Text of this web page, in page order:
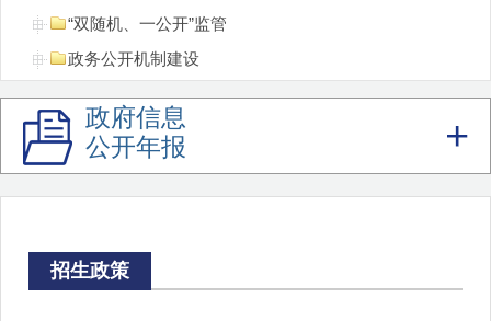
“双随机、一公开”监管
政务公开机制建设
重点领域信息
领导公开接访
不动产登记信息
财政预决算信息
政府信息
公开年报
招生政策